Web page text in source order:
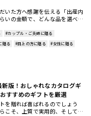
いた方へ感謝を伝える「出産内
いの金額で、どんな品を選べば
#カップル・ご夫婦に贈る
贈る #目上の方に贈る
#女性に贈る
版！おしゃれなカタログギ
すすめのギフトを厳選
を贈れば喜ばれるのでしょう
こそ、上質で実用的、そして相